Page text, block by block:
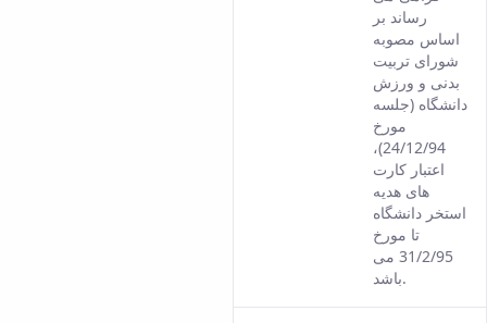
from
the
Persian
version
of this
رساند بر
اساس مصوبه
شورای تربیت
بدنی و ورزش
دانشگاه (جلسه
مورخ
24/12/94)،
اعتبار کارت
های هدیه
استخر دانشگاه
تا مورخ
31/2/95 می
باشد.